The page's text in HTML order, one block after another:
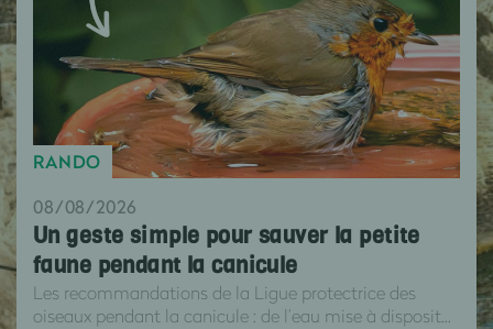
RANDO
08/08/2026
Un geste simple pour sauver la petite
faune pendant la canicule
Les recommandations de la Ligue protectrice des
oiseaux pendant la canicule : de l’eau mise à disposit...